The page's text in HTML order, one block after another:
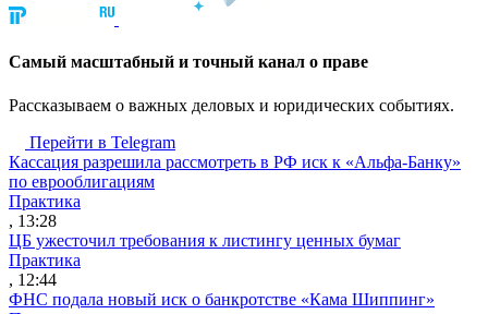
Cамый масштабный и точный канал о праве
Рассказываем о важных деловых и юридических событиях.
Перейти в Telegram
Кассация разрешила рассмотреть в РФ иск к «Альфа-Банку»
по еврооблигациям
Практика
, 13:28
ЦБ ужесточил требования к листингу ценных бумаг
Практика
, 12:44
ФНС подала новый иск о банкротстве «Кама Шиппинг»